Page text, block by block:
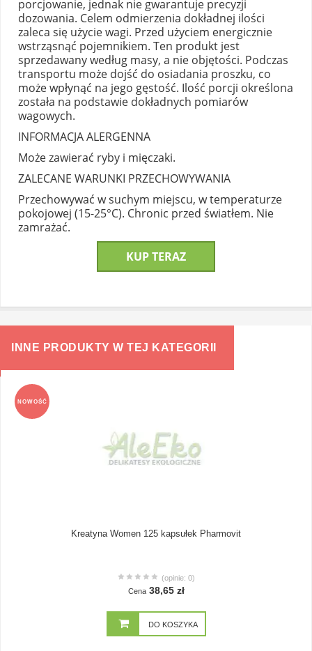
porcjowanie, jednak nie gwarantuje precyzji
dozowania. Celem odmierzenia dokładnej ilości
zaleca się użycie wagi. Przed użyciem energicznie
wstrząsnąć pojemnikiem. Ten produkt jest
sprzedawany według masy, a nie objętości. Podczas
transportu może dojść do osiadania proszku, co
może wpłynąć na jego gęstość. Ilość porcji określona
została na podstawie dokładnych pomiarów
wagowych.
INFORMACJA ALERGENNA
Może zawierać ryby i mięczaki.
ZALECANE WARUNKI PRZECHOWYWANIA
Przechowywać w suchym miejscu, w temperaturze
pokojowej (15-25°C). Chronic przed światłem. Nie
zamrażać.
KUP TERAZ
INNE PRODUKTY W TEJ KATEGORII
NOWOŚĆ
Kreatyna Women 125 kapsułek Pharmovit
(opinie: 0)
Cena 38,65 zł
DO KOSZYKA